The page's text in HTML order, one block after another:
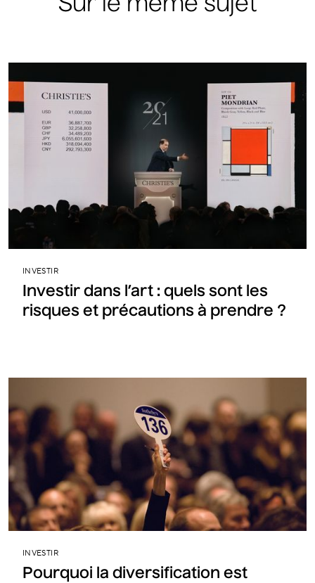
Sur le même sujet
INVESTIR
Investir dans l’art : quels sont les
risques et précautions à prendre ?
INVESTIR
Pourquoi la diversification est